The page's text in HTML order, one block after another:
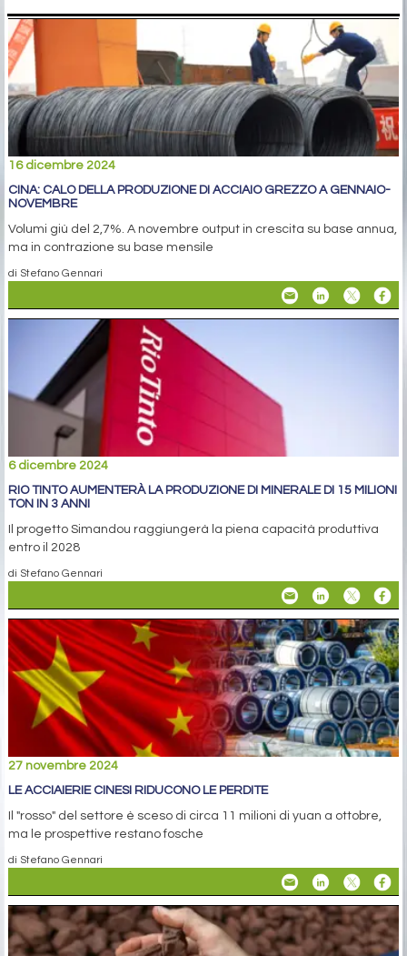
16 dicembre 2024
CINA: CALO DELLA PRODUZIONE DI ACCIAIO GREZZO A GENNAIO-
NOVEMBRE
Volumi giù del 2,7%. A novembre output in crescita su base annua,
ma in contrazione su base mensile
di Stefano Gennari
6 dicembre 2024
RIO TINTO AUMENTERÀ LA PRODUZIONE DI MINERALE DI 15 MILIONI
TON IN 3 ANNI
Il progetto Simandou raggiungerà la piena capacità produttiva
entro il 2028
di Stefano Gennari
27 novembre 2024
LE ACCIAIERIE CINESI RIDUCONO LE PERDITE
Il "rosso" del settore è sceso di circa 11 milioni di yuan a ottobre,
ma le prospettive restano fosche
di Stefano Gennari